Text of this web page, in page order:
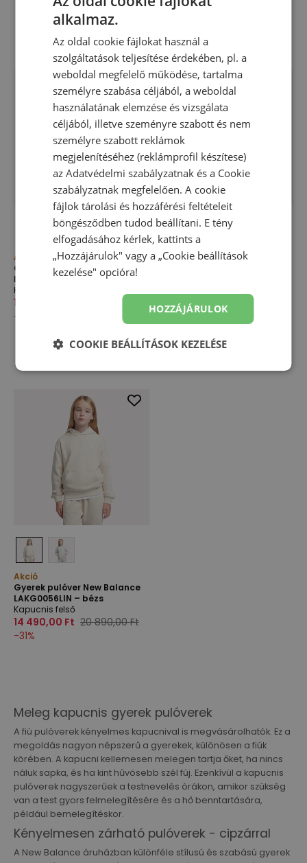
Akció
Gyerek pulóver New Balance
LAKG0203BIS – bézs
Kapucni nélküli melegítőfelső
11 990,00 Ft
18 490,00 Ft
-
Akció
11 990,00 Ft
18 490,00 Ft
-35%
Akció
Gyerek pulóver New Balance
LAKG0056LIN – bézs
Kapucnis felső
14 490,00 Ft 20 890,00 Ft
-31%
Meleg kapucnis gyerek pulóverek
A fiú pulóverek kényelmes kapucnival is megvásárolhatók. Ez a
megoldás nagyon népszerű a gyerekek, különösen a fiúk
körében. A kapucni kellemesen melegen tartja őket, ha nincs
náluk sapka, és ha kint hűvösebb szél fúj. Ezenkívül a kapucnis
pulóverek nagyszerűek a testnevelés órákon, amikor szükség
van a test gyors felmelegítésére és a hő benntartására,
például bemelegítéskor.
Kényelmesen zárható pulóverek - cipzárral
A New Balance áruházban különféle stílusú és szabású gyerek
alkalmaz.
Az oldal cookie fájlokat használ a
szolgáltatások teljesítése érdekében, pl. a
weboldal megfelelő működése, tartalma
személyre szabása céljából, a weboldal
használatának elemzése és vizsgálata
céljából, illetve szeményre szabott és nem
személyre szabott reklámok
megjelenítéséhez (reklámprofil készítese)
azAdatvédelmi szabályzatnak és a Cookie
szabályzatnak megfelelően. A cookie
fájlok tárolási és hozzáférési feltételeit
böngésződben tudod beállítani. E tény
elfogadásához kérlek, kattints a
„Hozzájárulok" vagy a „Cookie beállítások
kezelése" opcióra!
HOZZÁJÁRULOK
COOKIE BEÁLLÍTÁSOK KEZELÉSE